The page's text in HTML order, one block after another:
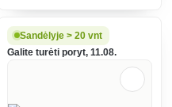
vikšrai. Jis taip pat naikina
suaugusius tarakonus ir jų
Sandėlyje > 20 vnt
Galite turėti poryt, 11.08.